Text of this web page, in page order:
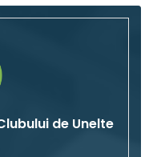
de Unelte